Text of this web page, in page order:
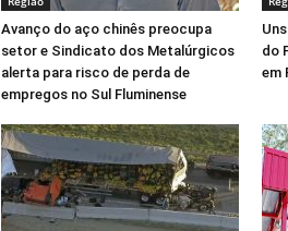
Avanço do aço chinês preocupa
setor e Sindicato dos Metalúrgicos
alerta para risco de perda de
empregos no Sul Fluminense
do
em